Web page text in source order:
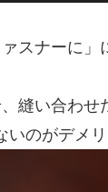
スナーに」
縫い合わ
いのがデメ